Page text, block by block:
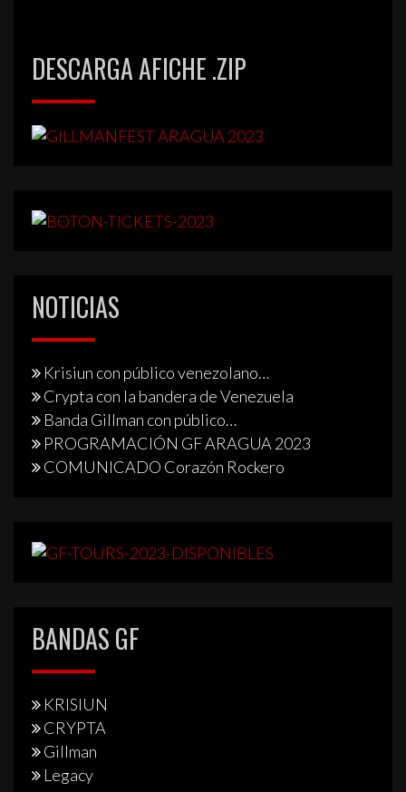
DESCARGA AFICHE .ZIP
NOTICIAS
Krisiun con público venezolano…
Crypta con la bandera de Venezuela
Banda Gillman con público…
PROGRAMACIÓN GF ARAGUA 2023
COMUNICADO Corazón Rockero
BANDAS GF
KRISIUN
CRYPTA
Gillman
Legacy